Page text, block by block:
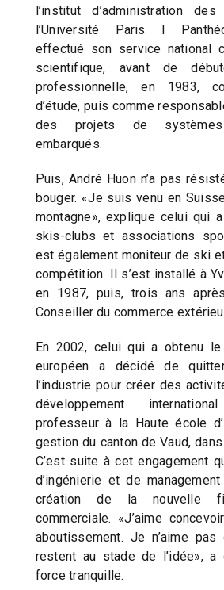
l’institut d’administration
l’Université Paris I
effectué son service national
scientifique, avant de
professionnelle, en 1983,
d’étude, puis comme
des projets de systèmes
embarqués.
Puis, André Huon n’a pas
bouger. «Je suis venu en
montagne», explique celui qui
skis-clubs et associations
est également moniteur de ski
compétition. Il s’est installé à
en 1987, puis, trois ans
Conseiller du commerce
En 2002, celui qui a obtenu le
européen a décidé de
l’industrie pour créer des
développement
professeur à la Haute école
gestion du canton de Vaud,
C’est suite à cet engagement
d’ingénierie et de
création de la nouvelle
commerciale. «J’aime
aboutissement. Je n’aime
restent au stade de l’idée», a
force tranquille.